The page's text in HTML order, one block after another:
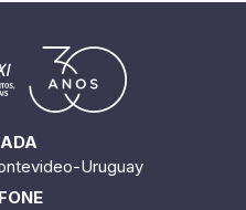
Uruguay